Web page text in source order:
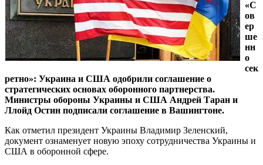
«С
ов
ер
ше
нн
о
сек
ретно»: Украина и США одобрили соглашение о
стратегических основах оборонного партнерства.
Министры обороны Украины и США Андрей Таран и
Ллойд Остин подписали соглашение в Вашингтоне.
Как отметил президент Украины Владимир Зеленский,
документ ознаменует новую эпоху сотрудничества Украины и
США в оборонной сфере.